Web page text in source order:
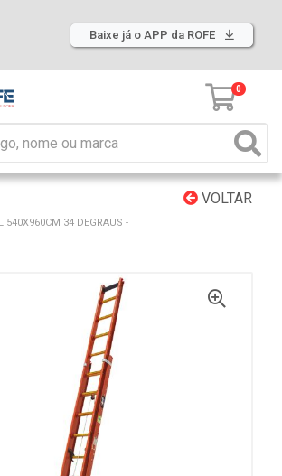
Baixe já o APP da ROFE
0
VOLTAR
540X960CM 34 DEGRAUS -